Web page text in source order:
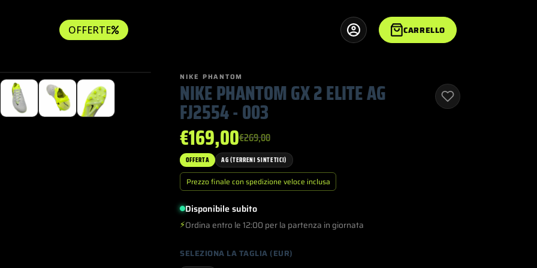
OFFERTE Carrello
NIKE PHANTOM
NIKE PHANTOM GX 2 ELITE AG
FJ2554 - 003
€269,00
Il
prezzo
originale
era:
€269,00.
€169,00
Il
prezzo
attuale
è:
€169,00.
OFFERTA AG (TERRENI SINTETICI)
Prezzo finale con spedizione veloce inclusa
Disponibile subito
⚡Ordina entro le 12:00 per la partenza in giornata
SELEZIONA LA TAGLIA (EUR)